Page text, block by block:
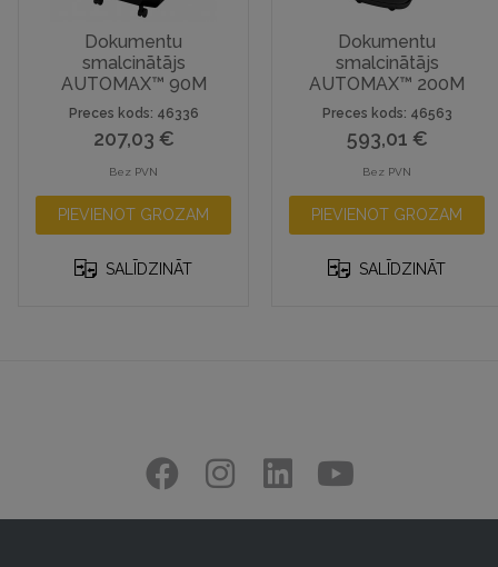
Dokumentu
smalcinātājs
AUTOMAX™ 90M
Preces kods: 46336
207,03 €
Bez PVN
PIEVIENOT GROZAM
SALĪDZINĀT
Dokumentu
smalcinātājs
AUTOMAX™ 200M
Preces kods: 46563
593,01 €
Bez PVN
PIEVIENOT GROZAM
SALĪDZINĀT